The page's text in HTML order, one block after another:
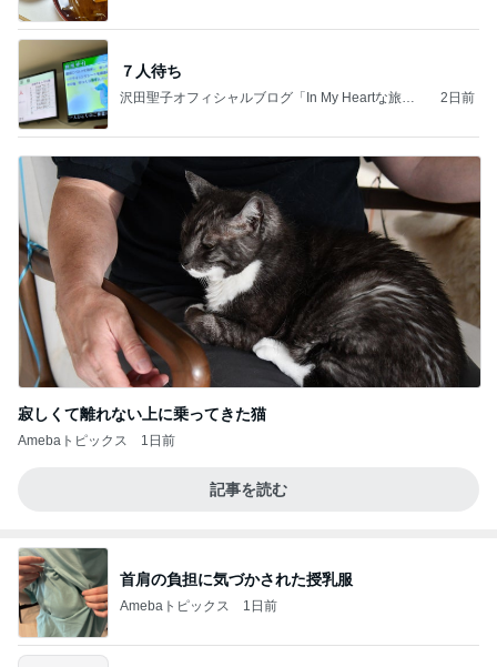
７人待ち
沢田聖子オフィシャルブログ「In My Heartな旅日
2日前
寂しくて離れない上に乗ってきた猫
Amebaトピックス 1日前
記事を読む
首肩の負担に気づかされた授乳服
Amebaトピックス 1日前